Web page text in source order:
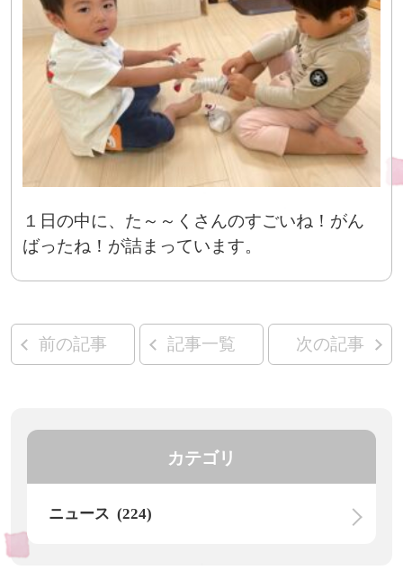
１日の中に、た～～くさんのすごいね！がん
ばったね！が詰まっています。
前の記事 記事一覧 次の記事
カテゴリ
ニュース (224)